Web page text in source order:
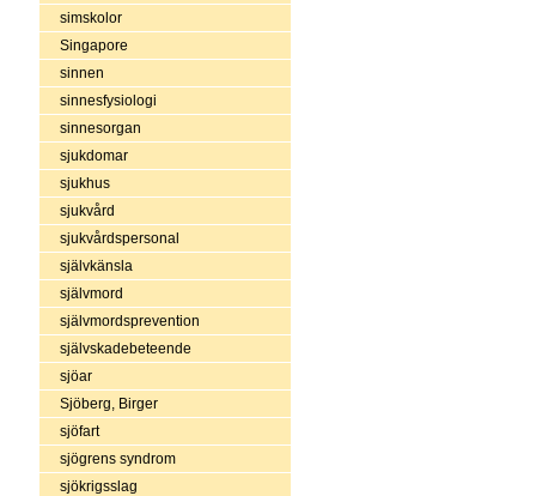
simskolor
Singapore
sinnen
sinnesfysiologi
sinnesorgan
sjukdomar
sjukhus
sjukvård
sjukvårdspersonal
självkänsla
självmord
självmordsprevention
självskadebeteende
sjöar
Sjöberg, Birger
sjöfart
sjögrens syndrom
sjökrigsslag